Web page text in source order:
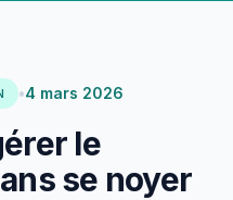
•4 mars 2026
le
se noyer